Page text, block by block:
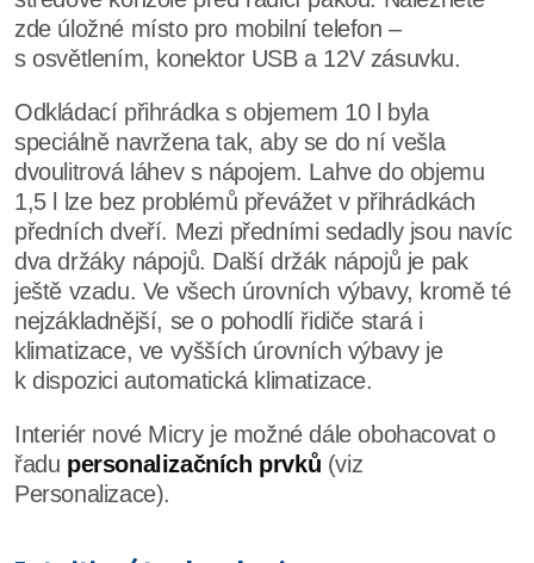
zde úložné místo pro mobilní telefon –
s osvětlením, konektor USB a 12V zásuvku.
Odkládací přihrádka s objemem 10 l byla
speciálně navržena tak, aby se do ní vešla
dvoulitrová láhev s nápojem. Lahve do objemu
1,5 l lze bez problémů převážet v přihrádkách
předních dveří. Mezi předními sedadly jsou navíc
dva držáky nápojů. Další držák nápojů je pak
ještě vzadu. Ve všech úrovních výbavy, kromě té
nejzákladnější, se o pohodlí řidiče stará i
klimatizace, ve vyšších úrovních výbavy je
k dispozici automatická klimatizace.
Interiér nové Micry je možné dále obohacovat o
řadu personalizačních prvků (viz
Personalizace).